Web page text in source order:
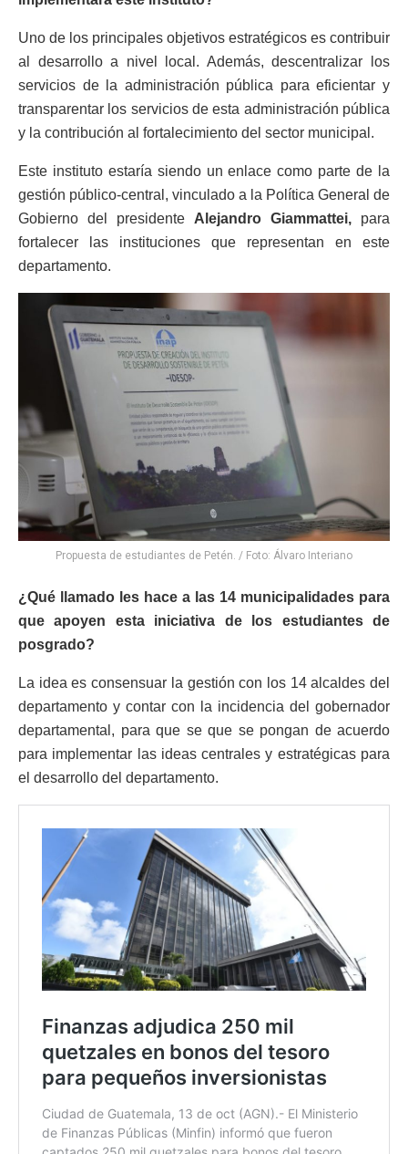
Uno de los principales objetivos estratégicos es contribuir
al desarrollo a nivel local. Además, descentralizar los
servicios de la administración pública para eficientar y
transparentar los servicios de esta administración pública
y la contribución al fortalecimiento del sector municipal.
Este instituto estaría siendo un enlace como parte de la
gestión público-central, vinculado a la Política General de
Gobierno del presidente Alejandro Giammattei, para
fortalecer las instituciones que representan en este
departamento.
Propuesta de estudiantes de Petén. / Foto: Álvaro Interiano
¿Qué llamado les hace a las 14 municipalidades para
que apoyen esta iniciativa de los estudiantes de
posgrado?
La idea es consensuar la gestión con los 14 alcaldes del
departamento y contar con la incidencia del gobernador
departamental, para que se que se pongan de acuerdo
para implementar las ideas centrales y estratégicas para
el desarrollo del departamento.